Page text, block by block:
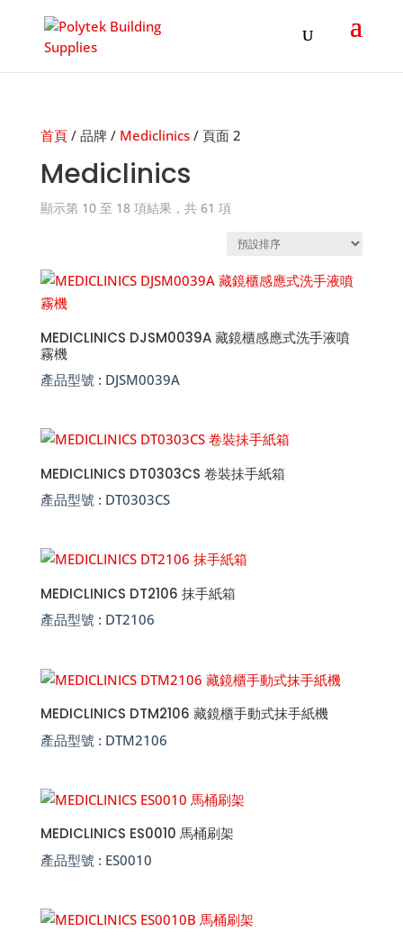
首頁/ 品牌 / Mediclinics/ 頁面 2
Mediclinics
顯示第 10 至 18 項結果，共 61 項
MEDICLINICS DJSM0039A 藏鏡櫃感應式洗手液噴
霧機
產品型號 : DJSM0039A
MEDICLINICS DT0303CS 卷裝抺手紙箱
產品型號 : DT0303CS
MEDICLINICS DT2106 抹手紙箱
產品型號 : DT2106
MEDICLINICS DTM2106 藏鏡櫃手動式抹手紙機
產品型號 : DTM2106
MEDICLINICS ES0010 馬桶刷架
產品型號 : ES0010